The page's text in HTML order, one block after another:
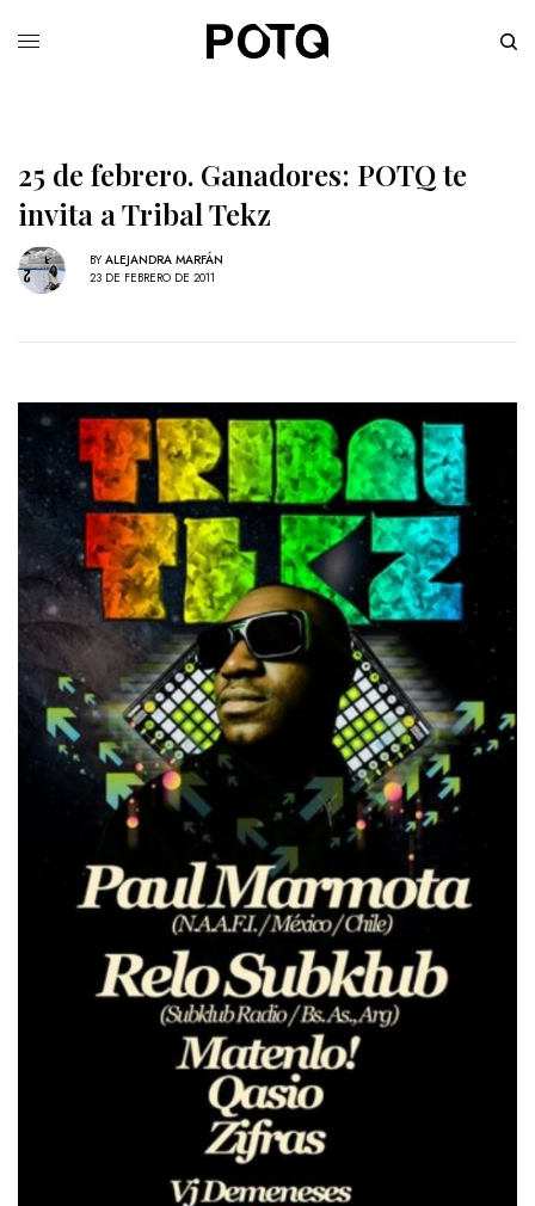
25 de febrero. Ganadores: POTQ te
invita a Tribal Tekz
BY ALEJANDRA MARFÁN
23 DE FEBRERO DE 2011